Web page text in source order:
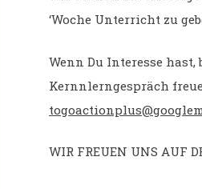
‘Woche Unterricht zu
Wenn Du Interesse
Kernnlerngespräch
WIR FREUEN UNS AUF